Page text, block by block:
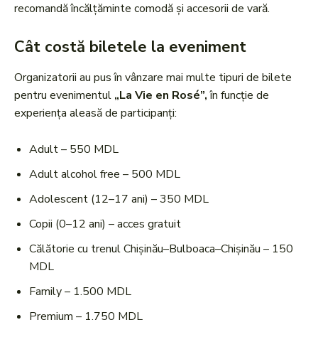
recomandă încălțăminte comodă și accesorii de vară.
Cât costă biletele la eveniment
Organizatorii au pus în vânzare mai multe tipuri de bilete
pentru evenimentul „La Vie en Rosé”,în funcție de
experiența aleasă de participanți:
Adult – 550 MDL
Adult alcohol free – 500 MDL
Adolescent (12–17 ani) – 350 MDL
Copii (0–12 ani) – acces gratuit
Călătorie cu trenul Chișinău–Bulboaca–Chișinău – 150
MDL
Family – 1.500 MDL
Premium – 1.750 MDL